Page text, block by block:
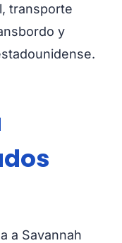
transporte
y
a Savannah